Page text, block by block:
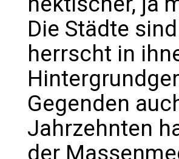
Die Städte
herrscht in
Gegenden
Jahrzehnten
der